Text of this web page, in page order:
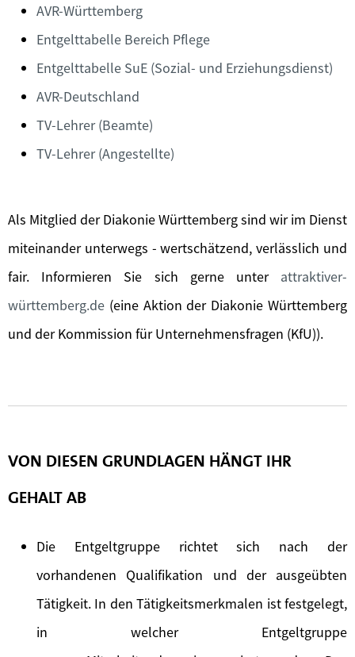
AVR-Württemberg
Entgelttabelle Bereich Pflege
Entgelttabelle SuE (Sozial- und Erziehungsdienst)
AVR-Deutschland
TV-Lehrer (Beamte)
TV-Lehrer (Angestellte)
Als Mitglied der Diakonie Württemberg sind wir im Dienst
miteinander unterwegs - wertschätzend, verlässlich und
fair. Informieren Sie sich gerne unter attraktiver-
württemberg.de (eine Aktion der Diakonie Württemberg
und der Kommission für Unternehmensfragen (KfU)).
VON DIESEN GRUNDLAGEN HÄNGT IHR
GEHALT AB
Die Entgeltgruppe richtet sich nach der
vorhandenen Qualifikation und der ausgeübten
Tätigkeit. In den Tätigkeitsmerkmalen ist festgelegt,
in welcher Entgeltgruppe